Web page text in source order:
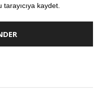
kaydet.